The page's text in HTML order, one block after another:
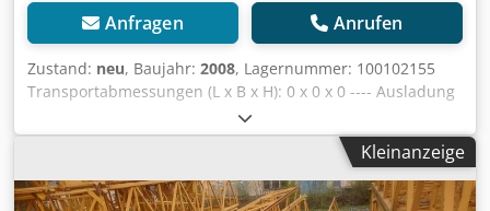
Anfragen Anrufen
Zustand: neu, Baujahr: 2008, Lagernummer: 100102155
Transportabmessungen (L x B x H): 0 x 0 x 0 ---- Ausladung
45m Inkl. Kabine Dcodpszkzlgjfx Am Rjk Inkl. Trafo 4,7kVA
Inkl. ABB Inkl. Funkanlage Inkl. Drehbühnenverlängerung
Inkl. Ballast für Drehkreisradius 2,9m Standort: Dresden
Kleinanzeige